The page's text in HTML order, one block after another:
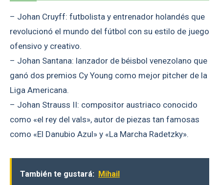
– Johan Cruyff: futbolista y entrenador holandés que
revolucionó el mundo del fútbol con su estilo de juego
ofensivo y creativo.
– Johan Santana: lanzador de béisbol venezolano que
ganó dos premios Cy Young como mejor pitcher de la
Liga Americana.
– Johan Strauss II: compositor austriaco conocido
como «el rey del vals», autor de piezas tan famosas
como «El Danubio Azul» y «La Marcha Radetzky».
También te gustará: Mihail